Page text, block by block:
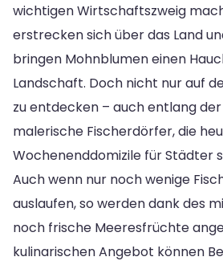
wichtigen Wirtschaftszweig
erstrecken sich über das Land
bringen Mohnblumen einen
Landschaft. Doch nicht nur auf
zu entdecken – auch entlang
malerische Fischerdörfer, die
Wochenenddomizile für Städter
Auch wenn nur noch wenige
auslaufen, so werden dank des
noch frische Meeresfrüchte
kulinarischen Angebot können